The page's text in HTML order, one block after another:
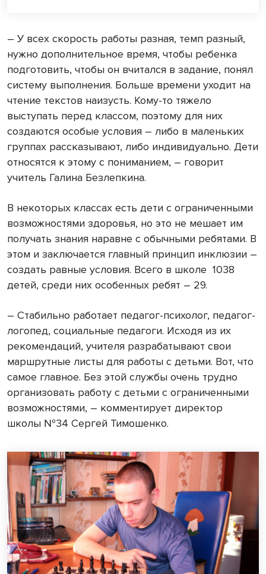
– У всех скорость работы разная, темп разный,
нужно дополнительное время, чтобы ребенка
подготовить, чтобы он вчитался в задание, понял
систему выполнения. Больше времени уходит на
чтение текстов наизусть. Кому-то тяжело
выступать перед классом, поэтому для них
создаются особые условия – либо в маленьких
группах рассказывают, либо индивидуально. Дети
относятся к этому с пониманием, – говорит
учитель Галина Безлепкина.
В некоторых классах есть дети с ограниченными
возможностями здоровья, но это не мешает им
получать знания наравне с обычными ребятами. В
этом и заключается главный принцип инклюзии –
создать равные условия. Всего в школе 1038
детей, среди них особенных ребят – 29.
– Стабильно работает педагог-психолог, педагог-
логопед, социальные педагоги. Исходя из их
рекомендаций, учителя разрабатывают свои
маршрутные листы для работы с детьми. Вот, что
самое главное. Без этой службы очень трудно
организовать работу с детьми с ограниченными
возможностями, – комментирует директор
школы №34 Сергей Тимошенко.